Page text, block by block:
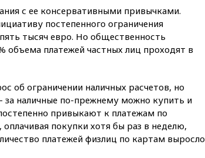
предложил оплачивать
защиту дорог от БПЛА из
средств на ремонт
вчера, 20:00Зеленский 8
августа посетит Сербию с
вчера, 19:58 В Госдуму будет
внесен законопроект об
отмене ЕГЭ
вчера, 19:50 Аэропорты Сочи и
Ярославля приостановили
работу
с ее консервативными привычками.
постепенного ограничения
тысяч евро. Но общественность
объема платежей частных лиц проходят в
об ограничении наличных расчетов, но
за наличные по-прежнему можно купить и
привыкают к платежам по
покупки хотя бы раз в неделю,
платежей физлиц по картам выросло